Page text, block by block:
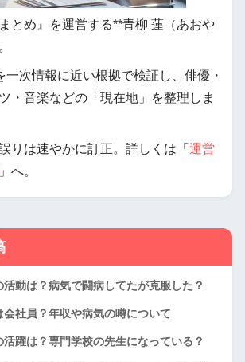
とめ』を運営する**青柳 蓮（あおや
一次情報に近い根拠で検証し、俳優・
・音楽などの「現在地」を整理しま
りは速やかに訂正。詳しくは「 運営
」へ。
動は？病気で闘病してたが克服した？
社員？年収や病気の噂について
躍は？専門学校の先生になっている？